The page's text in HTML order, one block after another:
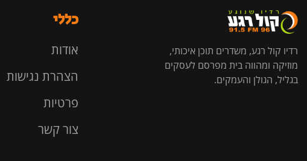
רדיו קול רגע, משדרים תוכן איכותי,
מוזיקה ומהווה בית מפרסם לעסקים
בגליל, הגולן והעמקים.
כללי
אודות
הצהרת נגישות
פרטיות
צור קשר